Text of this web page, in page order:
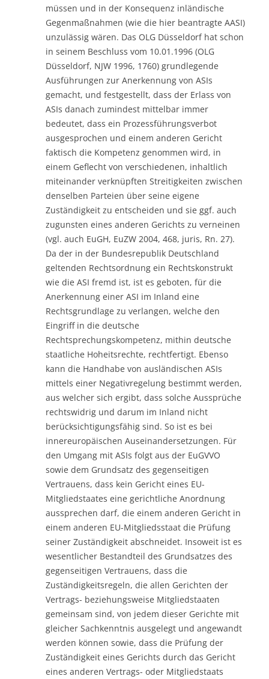
müssen und in der Konsequenz inländische
Gegenmaßnahmen (wie die hier beantragte AASI)
unzulässig wären. Das OLG Düsseldorf hat schon
in seinem Beschluss vom 10.01.1996 (OLG
Düsseldorf, NJW 1996, 1760) grundlegende
Ausführungen zur Anerkennung von ASIs
gemacht, und festgestellt, dass der Erlass von
ASIs danach zumindest mittelbar immer
bedeutet, dass ein Prozessführungsverbot
ausgesprochen und einem anderen Gericht
faktisch die Kompetenz genommen wird, in
einem Geflecht von verschiedenen, inhaltlich
miteinander verknüpften Streitigkeiten zwischen
denselben Parteien über seine eigene
Zuständigkeit zu entscheiden und sie ggf. auch
zugunsten eines anderen Gerichts zu verneinen
(vgl. auch EuGH, EuZW 2004, 468, juris, Rn. 27).
Da der in der Bundesrepublik Deutschland
geltenden Rechtsordnung ein Rechtskonstrukt
wie die ASI fremd ist, ist es geboten, für die
Anerkennung einer ASI im Inland eine
Rechtsgrundlage zu verlangen, welche den
Eingriff in die deutsche
Rechtsprechungskompetenz, mithin deutsche
staatliche Hoheitsrechte, rechtfertigt. Ebenso
kann die Handhabe von ausländischen ASIs
mittels einer Negativregelung bestimmt werden,
aus welcher sich ergibt, dass solche Aussprüche
rechtswidrig und darum im Inland nicht
berücksichtigungsfähig sind. So ist es bei
innereuropäischen Auseinandersetzungen. Für
den Umgang mit ASIs folgt aus der EuGVVO
sowie dem Grundsatz des gegenseitigen
Vertrauens, dass kein Gericht eines EU-
Mitgliedstaates eine gerichtliche Anordnung
aussprechen darf, die einem anderen Gericht in
einem anderen EU-Mitgliedsstaat die Prüfung
seiner Zuständigkeit abschneidet. Insoweit ist es
wesentlicher Bestandteil des Grundsatzes des
gegenseitigen Vertrauens, dass die
Zuständigkeitsregeln, die allen Gerichten der
Vertrags- beziehungsweise Mitgliedstaaten
gemeinsam sind, von jedem dieser Gerichte mit
gleicher Sachkenntnis ausgelegt und angewandt
werden können sowie, dass die Prüfung der
Zuständigkeit eines Gerichts durch das Gericht
eines anderen Vertrags- oder Mitgliedstaats